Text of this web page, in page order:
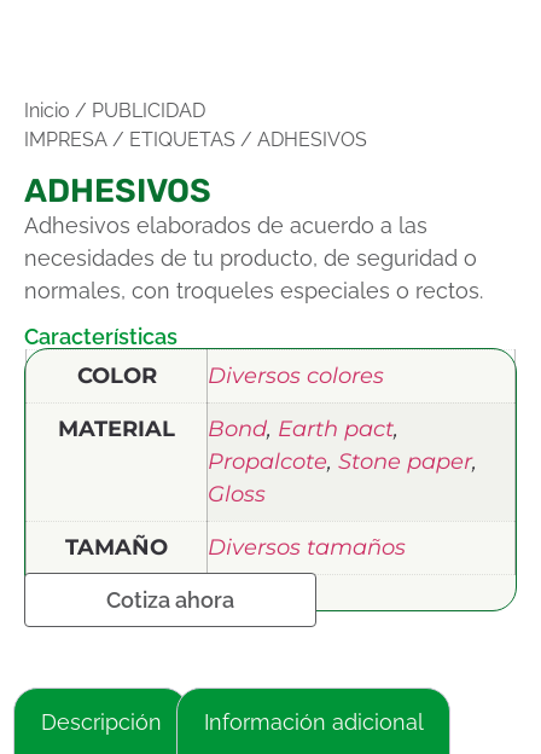
Inicio / PUBLICIDAD
IMPRESA / ETIQUETAS / ADHESIVOS
ADHESIVOS
Adhesivos elaborados de acuerdo a las
necesidades de tu producto, de seguridad o
normales, con troqueles especiales o rectos.
Características
COLOR
Diversos colores
MATERIAL
Bond, Earth pact,
Propalcote, Stone paper,
Gloss
TAMAÑO
Diversos tamaños
Cotiza ahora
Descripción Información adicional